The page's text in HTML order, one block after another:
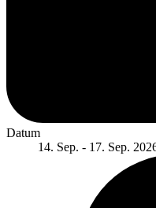
Datum
14. Sep. - 17. Sep.